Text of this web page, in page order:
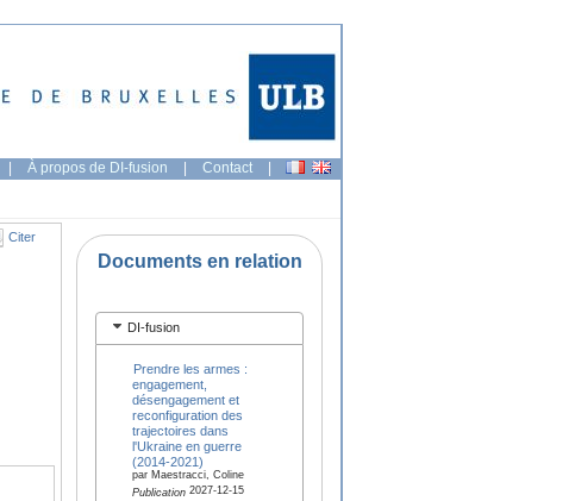
| À propos de DI-fusion | Contact |
Citer
Documents en relation
DI-fusion
Prendre les armes :
engagement,
désengagement et
reconfiguration des
trajectoires dans
l'Ukraine en guerre
(2014-2021)
par Maestracci, Coline
Publication2027-12-15